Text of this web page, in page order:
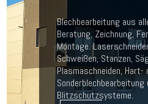
Blechbearbeitung aus
Beratung, Zeichnung,
Montage.
Schweißen, Stanzen,
Plasmaschneiden, Hart-
Sonderblechbearbeitung
Blitzschutzsysteme.